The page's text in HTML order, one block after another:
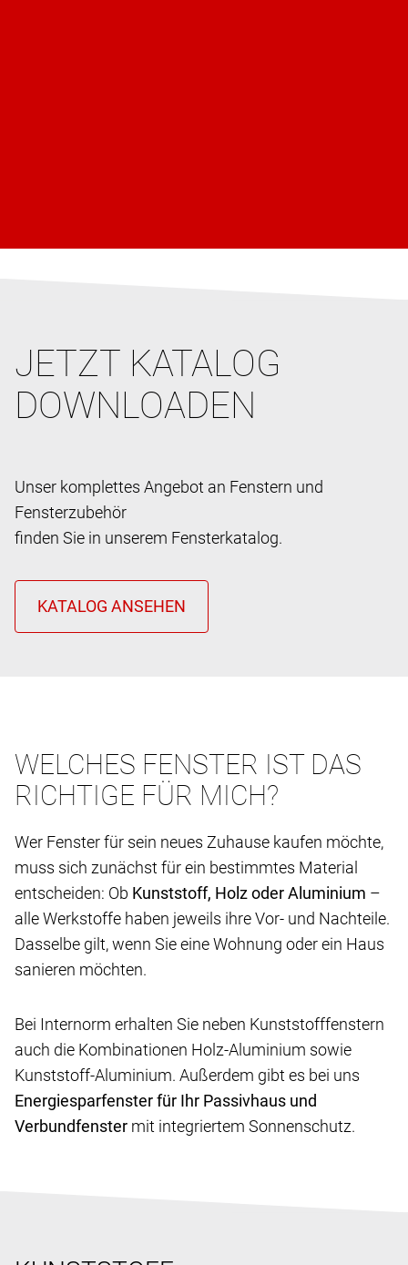
JETZT KATALOG
DOWNLOADEN
Unser komplettes Angebot an Fenstern und
Fensterzubehör
finden Sie in unserem Fensterkatalog.
WELCHES FENSTER IST DAS
RICHTIGE FÜR MICH?
Wer Fenster für sein neues Zuhause kaufen möchte,
muss sich zunächst für ein bestimmtes Material
entscheiden: Ob Kunststoff, Holz oder Aluminium –
alle Werkstoffe haben jeweils ihre Vor- und Nachteile.
Dasselbe gilt, wenn Sie eine Wohnung oder ein Haus
sanieren möchten.
Bei Internorm erhalten Sie neben Kunststofffenstern
auch die Kombinationen Holz-Aluminium sowie
Kunststoff-Aluminium. Außerdem gibt es bei uns
Energiesparfenster für Ihr Passivhaus und
Verbundfenster mit integriertem Sonnenschutz.